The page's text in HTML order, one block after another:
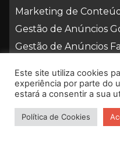
Marketing de
Gestão de Anúncios
Gestão de Anúncios
CENTRO NACIONAL
ARBITRAGEM DE
geral@cniacc.pt |
Este site utiliza cookies
experiência por parte do
estará a consentir a sua
Política de Cookies